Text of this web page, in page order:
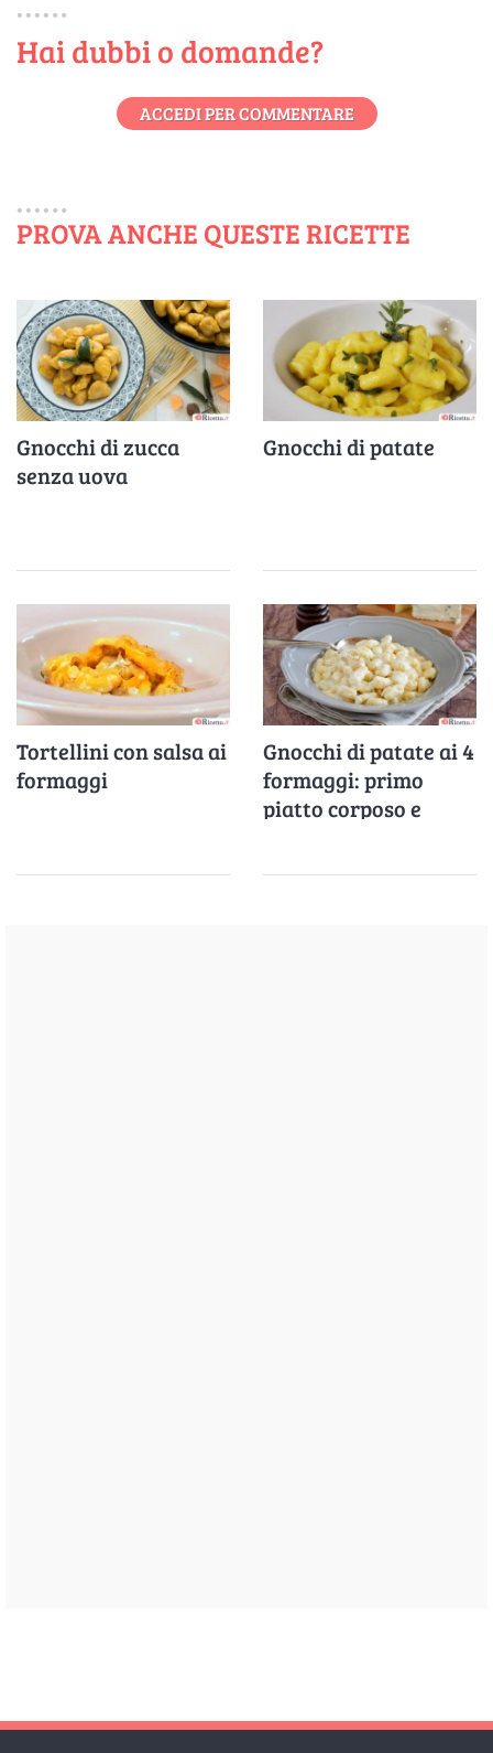
Hai dubbi o domande?
ACCEDI PER COMMENTARE
PROVA ANCHE QUESTE RICETTE
Gnocchi di zucca
senza uova
Gnocchi di patate
Tortellini con salsa ai
formaggi
Gnocchi di patate ai 4
formaggi: primo
piatto corposo e